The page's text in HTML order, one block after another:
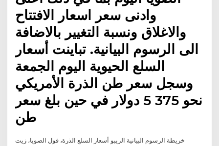
وادنى سعر اسعار الافتتاح
والاغلاق ونسبة التغيير بالاضافة
الى الرسوم البيانية. تباينت أسعار
السلع الحيوية اليوم الجمعة
وسجل سعر طن الذرة الأمريكي
نحو 375 5 دولار في حين بلغ سعر
طن
خريطة الرسوم البيانية الريبو أسعار السلع الذرة، فول الصويا، زيت